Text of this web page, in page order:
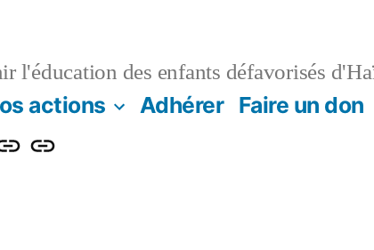
l'éducation des enfants défavorisés
actions Adhérer Faire un don
Projet